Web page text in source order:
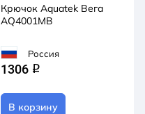
Крючок Aquatek Вега
AQ4001MB
Россия
1306 q
В корзину